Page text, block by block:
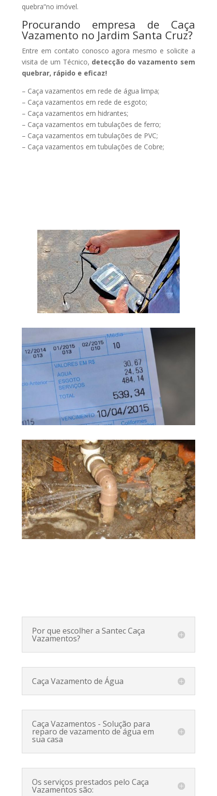
quebra”no imóvel.
Procurando empresa de Caça
Vazamento no Jardim Santa Cruz?
Entre em contato conosco agora mesmo e solicite a
visita de um Técnico, detecção do vazamento sem
quebrar, rápido e eficaz!
– Caça vazamentos em rede de água limpa;
– Caça vazamentos em rede de esgoto;
– Caça vazamentos em hidrantes;
– Caça vazamentos em tubulações de ferro;
– Caça vazamentos em tubulações de PVC;
– Caça vazamentos em tubulações de Cobre;
Por que escolher a Santec Caça
Vazamentos?
Caça Vazamento de Água
Caça Vazamentos - Solução para
reparo de vazamento de água em
sua casa
Os serviços prestados pelo Caça
Vazamentos são: